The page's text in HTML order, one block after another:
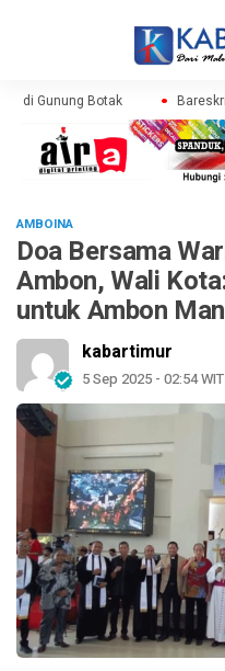
di Gunung Botak
AMBOINA
Doa Bersama
Ambon, Wali
untuk Ambon
kabartimur
5 Sep 2025 - 02:54 WIT